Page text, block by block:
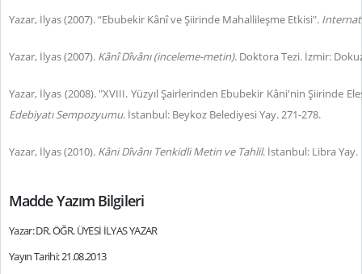
Yazar, İlyas (2007). “Ebubekir Kânî ve Şiirinde Mahallileşme Etkisi".
Yazar, İlyas (2007). Kânî Dîvânı (inceleme-metin). Doktora Tezi. İzmir:
Yazar, İlyas (2008). "XVIII. Yüzyıl Şairlerinden Ebubekir Kâni'nin Şiirinde
Edebiyatı Sempozyumu. İstanbul: Beykoz Belediyesi Yay. 271-278.
Yazar, İlyas (2010). Kâni Dîvânı Tenkidli Metin ve Tahlil. İstanbul: Libra Yay.
Madde Yazım Bilgileri
Yazar: DR. ÖĞR. ÜYESİ İLYAS YAZAR
Yayın Tarihi: 21.08.2013